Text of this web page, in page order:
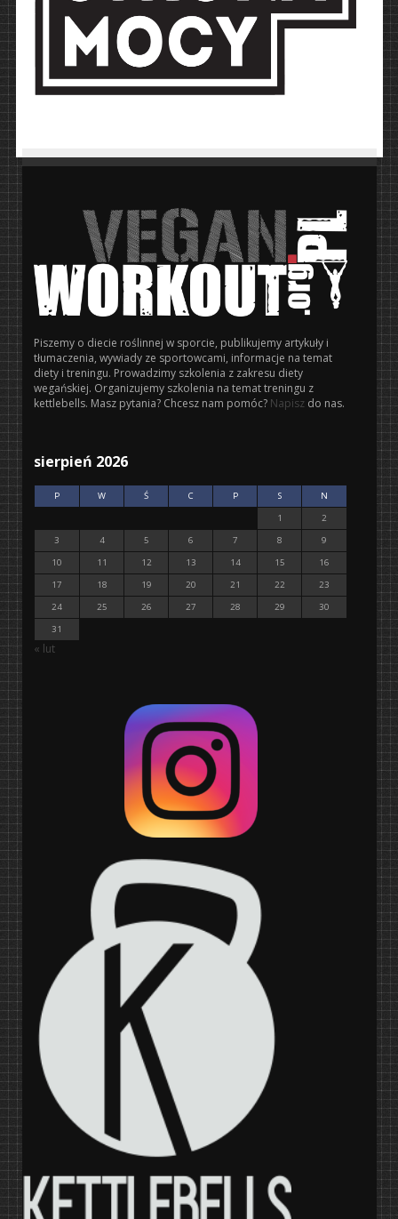
Piszemy o diecie roślinnej w sporcie, publikujemy artykuły i
tłumaczenia, wywiady ze sportowcami, informacje na temat
diety i treningu. Prowadzimy szkolenia z zakresu diety
wegańskiej. Organizujemy szkolenia na temat treningu z
kettlebells. Masz pytania? Chcesz nam pomóc? Napisz do nas.
sierpień 2026
P W Ś C P S
N
1
2
3
4 5 6 7 8
9
10
11 12 13 14 15
16
17
18 19 20 21 22
23
24
25 26 27 28 29
30
31
« lut